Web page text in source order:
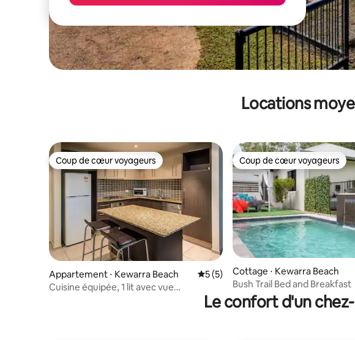
Locations
Coup de cœur voyageurs
Coup de cœur voyageurs
Appartement ⋅ Kewarra Beach Évaluation moyenne sur la base de 5
5 (5)
Cuisine équipée, 1 lit avec vue
Coup de cœur voyageurs
Coup de cœur voyageurs
Cottage ⋅ Kewarra Beach
Bush Trail Bed and Breakfast
Le confort d'un